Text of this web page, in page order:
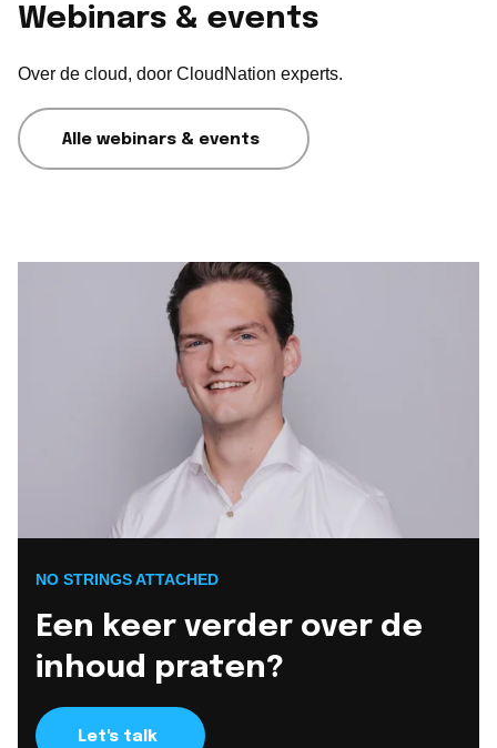
Webinars & events
Over de cloud, door CloudNation experts.
Alle webinars & events
NO STRINGS ATTACHED
Een keer verder over de
inhoud praten?
Let's talk